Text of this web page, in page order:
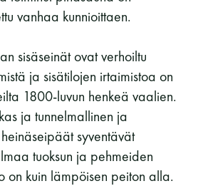
vanhaa kunnioittaen.
sisäseinät ovat verhoiltu
ja sisätilojen irtaimistoa on
1800-luvun henkeä vaalien.
ja tunnelmallinen ja
syventävät
tuoksun ja pehmeiden
on kuin lämpöisen peiton alla.